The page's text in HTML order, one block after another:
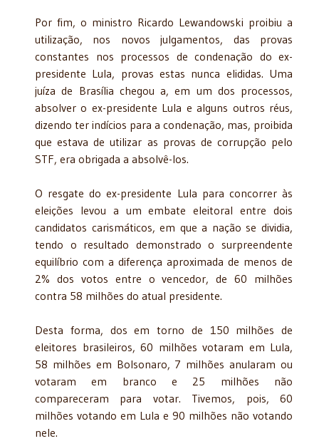
Por fim, o ministro Ricardo Lewandowski proibiu a
utilização, nos novos julgamentos, das provas
constantes nos processos de condenação do ex-
presidente Lula, provas estas nunca elididas. Uma
juíza de Brasília chegou a, em um dos processos,
absolver o ex-presidente Lula e alguns outros réus,
dizendo ter indícios para a condenação, mas, proibida
que estava de utilizar as provas de corrupção pelo
STF, era obrigada a absolvê-los.
O resgate do ex-presidente Lula para concorrer às
eleições levou a um embate eleitoral entre dois
candidatos carismáticos, em que a nação se dividia,
tendo o resultado demonstrado o surpreendente
equilíbrio com a diferença aproximada de menos de
2% dos votos entre o vencedor, de 60 milhões
contra 58 milhões do atual presidente.
Desta forma, dos em torno de 150 milhões de
eleitores brasileiros, 60 milhões votaram em Lula,
58 milhões em Bolsonaro, 7 milhões anularam ou
votaram em branco e 25 milhões não
compareceram para votar. Tivemos, pois, 60
milhões votando em Lula e 90 milhões não votando
nele.